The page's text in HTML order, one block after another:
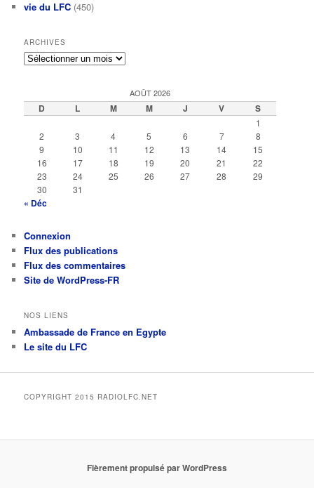
vie du LFC (450)
ARCHIVES
Archives
AOÛT 2026
D L M M J V S
1
2
3 4 5 6 7
8
9
10 11 12 13 14
15
16
17 18 19 20 21
22
23
24 25 26 27 28
29
30
31
« Déc
Connexion
Flux des publications
Flux des commentaires
Site de WordPress-FR
NOS LIENS
Ambassade de France en Egypte
Le site du LFC
COPYRIGHT 2015 RADIOLFC.NET
Fièrement propulsé par WordPress